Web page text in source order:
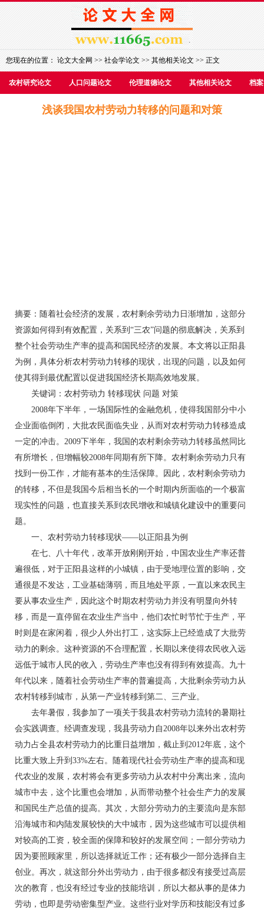
您现在的位置：论文大全网>>社会学论文>>其他相关论文>> 正文
农村研究论文 人口问题论文 伦理道德论文 其他相关论文 档
浅谈我国农村劳动力转移的问题和对策
摘要：随着社会经济的发展，农村剩余劳动力日渐增加，这部分
资源如何得到有效配置，关系到“三农”问题的彻底解决，关系到
整个社会劳动生产率的提高和国民经济的发展。本文将以正阳县
为例，具体分析农村劳动力转移的现状，出现的问题，以及如何
使其得到最优配置以促进我国经济长期高效地发展。
关键词：农村劳动力 转移现状 问题 对策
2008年下半年，一场国际性的金融危机，使得我国部分中小
企业面临倒闭，大批农民面临失业，从而对农村劳动力转移造成
一定的冲击。2009下半年，我国的农村剩余劳动力转移虽然同比
有所增长，但增幅较2008年同期有所下降。农村剩余劳动力只有
找到一份工作，才能有基本的生活保障。因此，农村剩余劳动力
的转移，不但是我国今后相当长的一个时期内所面临的一个极富
现实性的问题，也直接关系到农民增收和城镇化建设中的重要问
题。
一、农村劳动力转移现状——以正阳县为例
在七、八十年代，改革开放刚刚开始，中国农业生产率还普
遍很低，对于正阳县这样的小城镇，由于受地理位置的影响，交
通很是不发达，工业基础薄弱，而且地处平原，一直以来农民主
要从事农业生产，因此这个时期农村劳动力并没有明显向外转
移，而是一直停留在农业生产当中，他们农忙时节忙于生产，平
时则是在家闲着，很少人外出打工，这实际上已经造成了大批劳
动力的剩余。这种资源的不合理配置，长期以来使得农民收入远
远低于城市人民的收入，劳动生产率也没有得到有效提高。九十
年代以来，随着社会劳动生产率的普遍提高，大批剩余劳动力从
农村转移到城市，从第一产业转移到第二、三产业。
去年暑假，我参加了一项关于我县农村劳动力流转的暑期社
会实践调查。经调查发现，我县劳动力自2008年以来外出农村劳
动力占全县农村劳动力的比重日益增加，截止到2012年底，这个
比重大致上升到33%左右。随着现代社会劳动生产率的提高和现
代农业的发展，农村将会有更多劳动力从农村中分离出来，流向
城市中去，这个比重也会增加，从而带动整个社会生产力的发展
和国民生产总值的提高。其次，大部分劳动力的主要流向是东部
沿海城市和内陆发展较快的大中城市，因为这些城市可以提供相
对较高的工资，较全面的保障和较好的发展空间；一部分劳动力
因为要照顾家里，所以选择就近工作；还有极少一部分选择自主
创业。再次，就这部分外出劳动力，由于很多都没有接受过高层
次的教育，也没有经过专业的技能培训，所以大都从事的是体力
劳动，也即是劳动密集型产业。这些行业对学历和技能没有过多